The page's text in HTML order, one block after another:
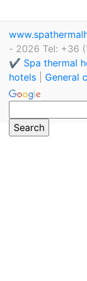
- 2026 Tel: +36
✔️ Spa thermal
hotels
General